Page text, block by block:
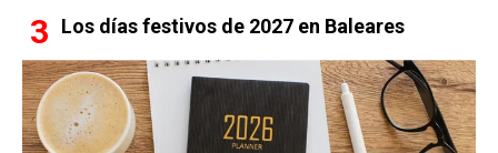
Los días festivos de 2027 en Baleares